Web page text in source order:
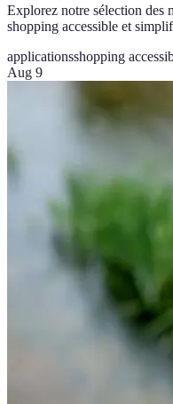
Explorez notre sélection des
shopping accessible et
applicationsshopping
Aug 9